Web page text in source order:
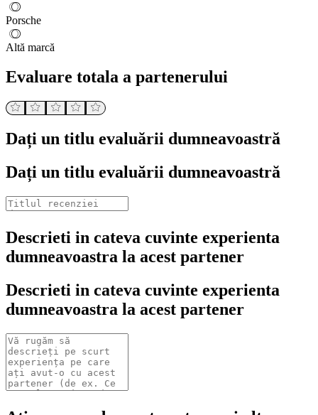
Porsche
Altă marcă
Evaluare totala a partenerului
Dați un titlu evaluării dumneavoastră
Dați un titlu evaluării dumneavoastră
Descrieti in cateva cuvinte experienta
dumneavoastra la acest partener
Descrieti in cateva cuvinte experienta
dumneavoastra la acest partener